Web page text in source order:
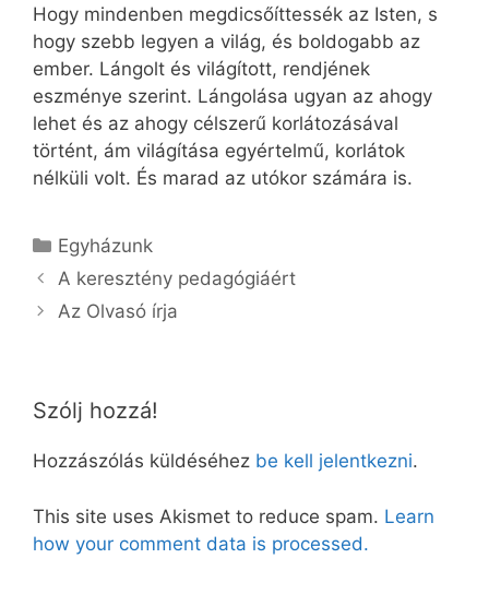
Hogy mindenben megdicsőíttessék az Isten, s
hogy szebb legyen a világ, és boldogabb az
ember. Lángolt és világított, rendjének
eszménye szerint. Lángolása ugyan az ahogy
lehet és az ahogy célszerű korlátozásával
történt, ám világítása egyértelmű, korlátok
nélküli volt. És marad az utókor számára is.
Kategória
Egyházunk
A keresztény pedagógiáért
Az Olvasó írja
Szólj hozzá!
Hozzászólás küldéséhez be kell jelentkezni.
This site uses Akismet to reduce spam. Learn
how your comment data is processed.